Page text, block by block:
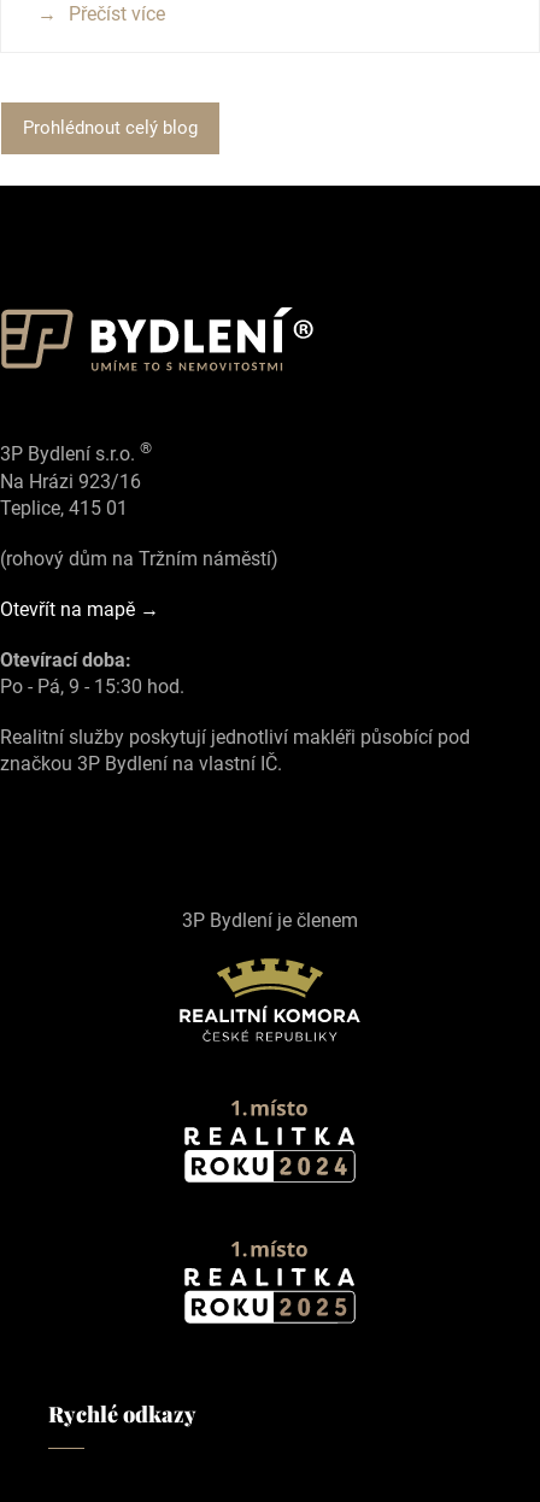
Přečíst více
Prohlédnout celý blog
3P Bydlení s.r.o. ®
Na Hrázi 923/16
Teplice, 415 01
(rohový dům na Tržním náměstí)
Otevřít na mapě →
Otevírací doba:
Po - Pá, 9 - 15:30 hod.
Realitní služby poskytují jednotliví makléři působící pod
značkou 3P Bydlení na vlastní IČ.
3P Bydlení je členem
Rychlé odkazy